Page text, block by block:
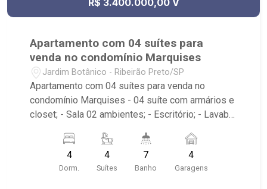
R$ 3.400.000,00 V
Apartamento com 04 suítes para
venda no condomínio Marquises
Jardim Botânico - Ribeirão Preto/SP
Apartamento com 04 suítes para venda no
condomínio Marquises - 04 suíte com armários e
closet; - Sala 02 ambientes; - Escritório; - Lavabo;
Cozinha planejada; - Área de serviço com
armários; - Banheiro de Serviço com armários; -
Varanda Gourmet; - Hidro; - Elevador; -
4
Dorm.
4
Suítes
7
Banho
4
Garagens